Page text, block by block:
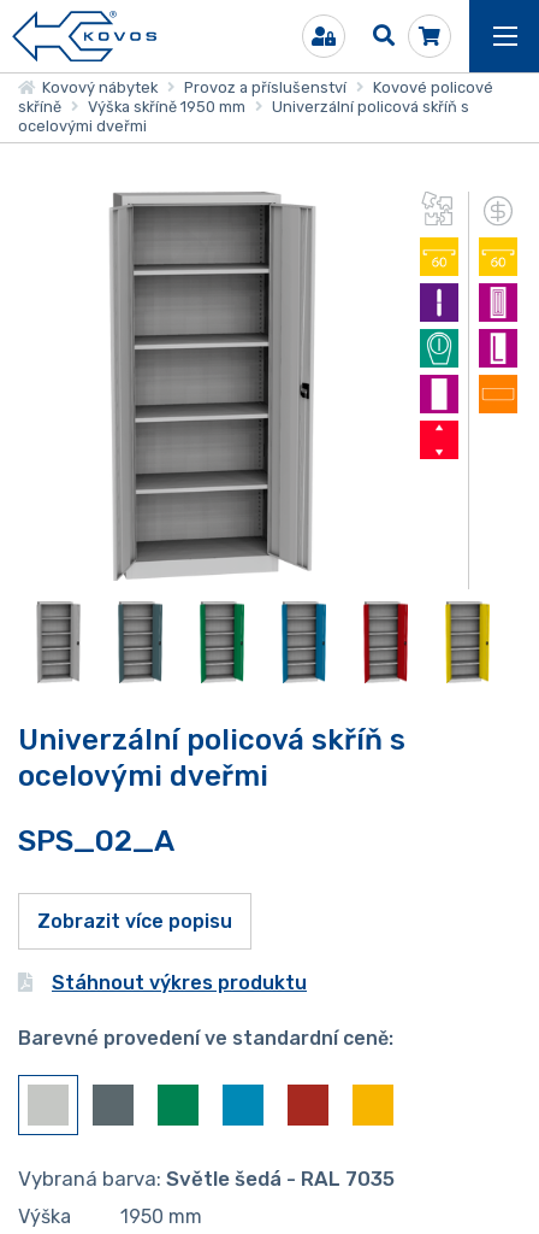
Kovový nábytek Provoz a příslušenství
Kovové policové
skříně
Výška skříně 1950 mm
Univerzální policová skříň s
ocelovými dveřmi
Univerzální policová skříň s
ocelovými dveřmi
SPS_02_A
Zobrazit více popisu
Stáhnout výkres produktu
Barevné provedení ve standardní ceně:
Vybraná barva: Světle šedá - RAL 7035
Výška 1950 mm